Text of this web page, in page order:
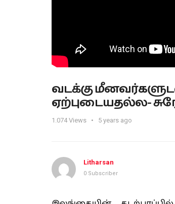
வடக்கு
ஏற்புடையதல்ல-
1.074Views 5 years ago
Litharsan
0 Subscriber